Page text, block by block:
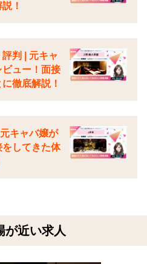
！
評判 | 元キャ
ュー！面接
徹底解説！
キャバ嬢が
をしてきた体
が近い求人